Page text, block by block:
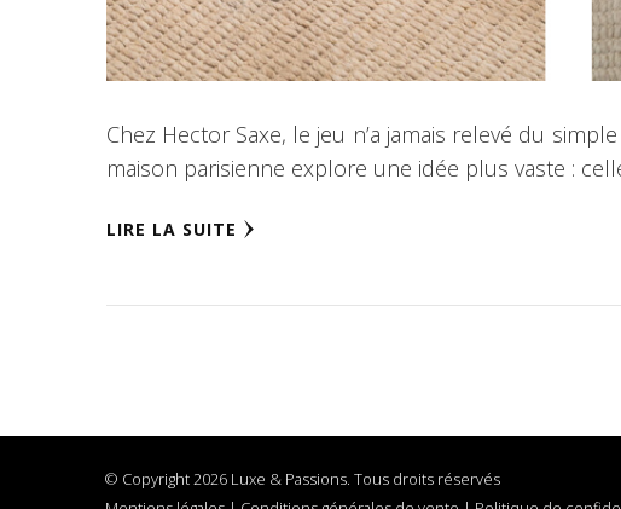
Chez Hector Saxe, le jeu n’a jamais relevé du
maison parisienne explore une idée plus vaste :
LIRE LA SUITE
© Copyright 2026 Luxe & Passions. Tous droits réservés